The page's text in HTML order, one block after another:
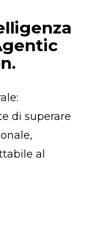
di superare
al